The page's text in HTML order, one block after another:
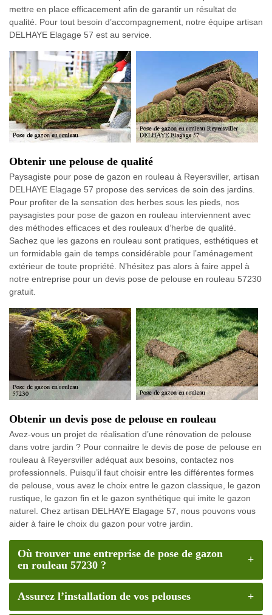
mettre en place efficacement afin de garantir un résultat de
qualité. Pour tout besoin d’accompagnement, notre équipe artisan
DELHAYE Elagage 57 est au service.
Obtenir une pelouse de qualité
Paysagiste pour pose de gazon en rouleau à Reyersviller, artisan
DELHAYE Elagage 57 propose des services de soin des jardins.
Pour profiter de la sensation des herbes sous les pieds, nos
paysagistes pour pose de gazon en rouleau interviennent avec
des méthodes efficaces et des rouleaux d’herbe de qualité.
Sachez que les gazons en rouleau sont pratiques, esthétiques et
un formidable gain de temps considérable pour l’aménagement
extérieur de toute propriété. N’hésitez pas alors à faire appel à
notre entreprise pour un devis pose de pelouse en rouleau 57230
gratuit.
Obtenir un devis pose de pelouse en rouleau
Avez-vous un projet de réalisation d’une rénovation de pelouse
dans votre jardin ? Pour connaitre le devis de pose de pelouse en
rouleau à Reyersviller adéquat aux besoins, contactez nos
professionnels. Puisqu’il faut choisir entre les différentes formes
de pelouse, vous avez le choix entre le gazon classique, le gazon
rustique, le gazon fin et le gazon synthétique qui imite le gazon
naturel. Chez artisan DELHAYE Elagage 57, nous pouvons vous
aider à faire le choix du gazon pour votre jardin.
Où trouver une entreprise de pose de gazon
en rouleau 57230 ?
Assurez l’installation de vos pelouses